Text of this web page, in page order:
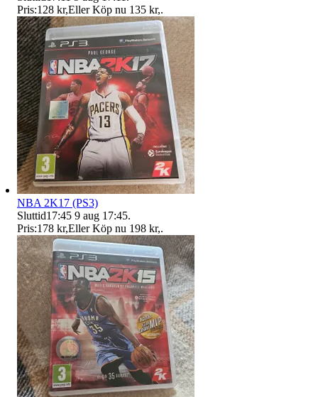
Pris:128 kr,Eller Köp nu 135 kr,.
NBA 2K17 (PS3)
Sluttid17:45 9 aug 17:45.
Pris:178 kr,Eller Köp nu 198 kr,.